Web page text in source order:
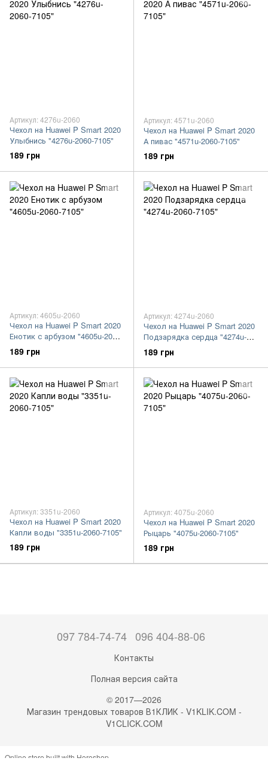
Артикул: 4276u-2060
Чехол на Huawei P Smart 2020
Улыбнись "4276u-2060-7105"
189 грн
Артикул: 4571u-2060
Чехол на Huawei P Smart 2020
А пивас "4571u-2060-7105"
189 грн
Артикул: 4605u-2060
Чехол на Huawei P Smart 2020
Енотик с арбузом "4605u-2060-
7105"
189 грн
Артикул: 4274u-2060
Чехол на Huawei P Smart 2020
Подзарядка сердца "4274u-
2060-7105"
189 грн
Артикул: 3351u-2060
Чехол на Huawei P Smart 2020
Капли воды "3351u-2060-7105"
189 грн
Артикул: 4075u-2060
Чехол на Huawei P Smart 2020
Рыцарь "4075u-2060-7105"
189 грн
097 784-74-74 096 404-88-06
Контакты
Полная версия сайта
© 2017—2026
Магазин трендовых товаров В1КЛИК - V1KLIK.COM -
V1CLICK.COM
Online store built with Horoshop